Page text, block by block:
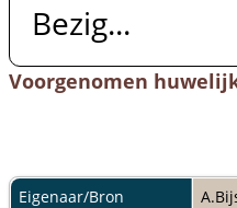
Bezig...
Voorgenomen
Eigenaar/Bron